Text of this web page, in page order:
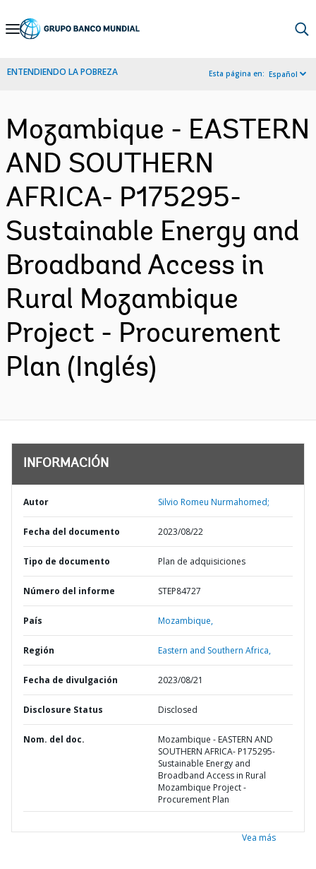
Skip
Navigation
ENTENDIENDO LA POBREZA Esta página en: Español
Mozambique - EASTERN
AND SOUTHERN
AFRICA- P175295-
Sustainable Energy and
Broadband Access in
Rural Mozambique
Project - Procurement
Plan (Inglés)
INFORMACIÓN
Autor Silvio Romeu Nurmahomed;
Fecha del documento 2023/08/22
Tipo de documento Plan de adquisiciones
Número del informe STEP84727
País Mozambique,
Región Eastern and Southern Africa,
Fecha de divulgación 2023/08/21
Disclosure Status Disclosed
Nom. del doc.
Mozambique - EASTERN AND
SOUTHERN AFRICA- P175295-
Sustainable Energy and
Broadband Access in Rural
Mozambique Project -
Procurement Plan
Vea más